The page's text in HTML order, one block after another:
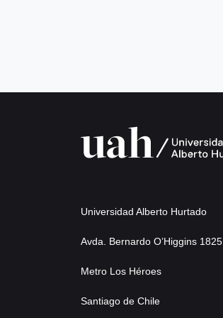
Universidad Alberto Hurtado
Avda. Bernardo O’Higgins 1825
Metro Los Héroes
Santiago de Chile